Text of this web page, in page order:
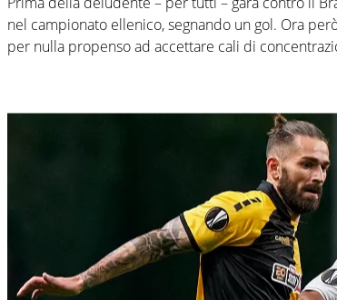
nel campionato ellenico, segnando un gol. Ora
per nulla propenso ad accettare cali di